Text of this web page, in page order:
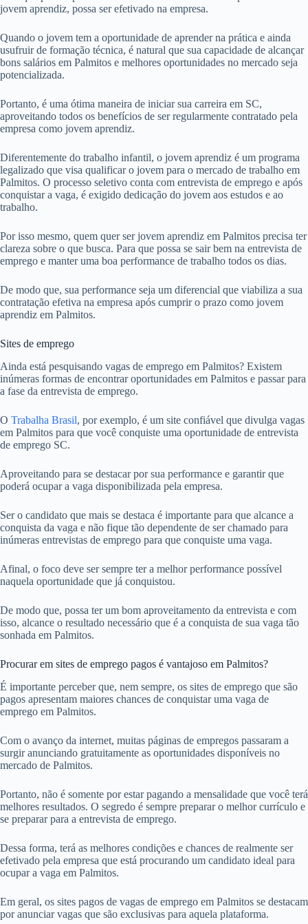
jovem aprendiz, possa ser efetivado na empresa.
Quando o jovem tem a oportunidade de aprender na prática e ainda
usufruir de formação técnica, é natural que sua capacidade de alcançar
bons salários em Palmitos e melhores oportunidades no mercado seja
potencializada.
Portanto, é uma ótima maneira de iniciar sua carreira em SC,
aproveitando todos os benefícios de ser regularmente contratado pela
empresa como jovem aprendiz.
Diferentemente do trabalho infantil, o jovem aprendiz é um programa
legalizado que visa qualificar o jovem para o mercado de trabalho em
Palmitos. O processo seletivo conta com entrevista de emprego e após
conquistar a vaga, é exigido dedicação do jovem aos estudos e ao
trabalho.
Por isso mesmo, quem quer ser jovem aprendiz em Palmitos precisa ter
clareza sobre o que busca. Para que possa se sair bem na entrevista de
emprego e manter uma boa performance de trabalho todos os dias.
De modo que, sua performance seja um diferencial que viabiliza a sua
contratação efetiva na empresa após cumprir o prazo como jovem
aprendiz em Palmitos.
Sites de emprego
Ainda está pesquisando vagas de emprego em Palmitos? Existem
inúmeras formas de encontrar oportunidades em Palmitos e passar para
a fase da entrevista de emprego.
O Trabalha Brasil, por exemplo, é um site confiável que divulga vagas
em Palmitos para que você conquiste uma oportunidade de entrevista
de emprego SC.
Aproveitando para se destacar por sua performance e garantir que
poderá ocupar a vaga disponibilizada pela empresa.
Ser o candidato que mais se destaca é importante para que alcance a
conquista da vaga e não fique tão dependente de ser chamado para
inúmeras entrevistas de emprego para que conquiste uma vaga.
Afinal, o foco deve ser sempre ter a melhor performance possível
naquela oportunidade que já conquistou.
De modo que, possa ter um bom aproveitamento da entrevista e com
isso, alcance o resultado necessário que é a conquista de sua vaga tão
sonhada em Palmitos.
Procurar em sites de emprego pagos é vantajoso em Palmitos?
É importante perceber que, nem sempre, os sites de emprego que são
pagos apresentam maiores chances de conquistar uma vaga de
emprego em Palmitos.
Com o avanço da internet, muitas páginas de empregos passaram a
surgir anunciando gratuitamente as oportunidades disponíveis no
mercado de Palmitos.
Portanto, não é somente por estar pagando a mensalidade que você terá
melhores resultados. O segredo é sempre preparar o melhor currículo e
se preparar para a entrevista de emprego.
Dessa forma, terá as melhores condições e chances de realmente ser
efetivado pela empresa que está procurando um candidato ideal para
ocupar a vaga em Palmitos.
Em geral, os sites pagos de vagas de emprego em Palmitos se destacam
por anunciar vagas que são exclusivas para aquela plataforma.